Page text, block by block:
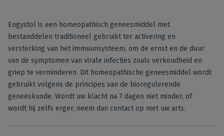
Engystol is een homeopathisch geneesmiddel met
bestanddelen traditioneel gebruikt ter activering en
versterking van het immuunsysteem, om de ernst en de duur
van de symptomen van virale infecties zoals verkoudheid en
griep te verminderen. Dit homeopathische geneesmiddel wordt
gebruikt volgens de principes van de bioregulerende
geneeskunde. Wordt uw klacht na 7 dagen niet minder, of
wordt hij zelfs erger, neem dan contact op met uw arts.